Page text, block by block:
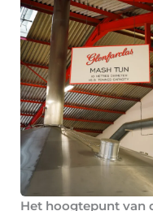
Het hoogtepunt van